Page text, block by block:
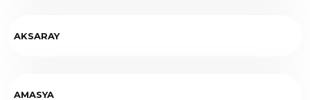
AKSARAY
AMASYA